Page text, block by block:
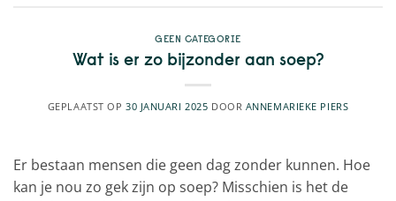
GEEN CATEGORIE
Wat is er zo bijzonder aan soep?
GEPLAATST OP 30 JANUARI 2025 DOOR ANNEMARIEKE PIERS
Er bestaan mensen die geen dag zonder kunnen. Hoe
kan je nou zo gek zijn op soep? Misschien is het de